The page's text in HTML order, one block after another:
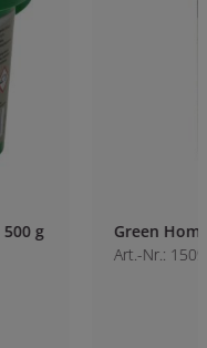
Green Home
Art.-Nr.: 1509370